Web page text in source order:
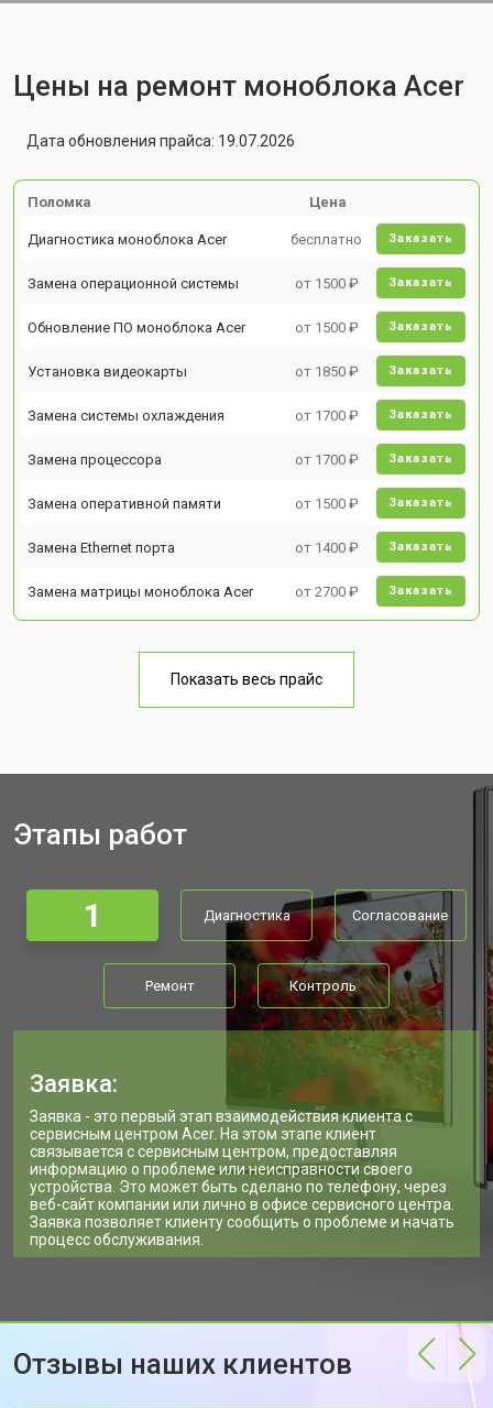
Цены на ремонт моноблока Acer
Дата обновления прайса: 19.07.2026
Поломка Цена
Диагностика моноблока Acer бесплатно Заказать
Замена операционной системы от 1500 ₽ Заказать
Обновление ПО моноблока Acer от 1500 ₽ Заказать
Установка видеокарты от 1850 ₽ Заказать
Замена системы охлаждения от 1700 ₽ Заказать
Замена процессора от 1700 ₽ Заказать
Замена оперативной памяти от 1500 ₽ Заказать
Замена Ethernet порта от 1400 ₽ Заказать
Замена матрицы моноблока Acer от 2700 ₽ Заказать
Показать весь прайс
Этапы работ
1 Диагностика Согласование
Ремонт Контроль
Заявка:
Заявка - это первый этап взаимодействия клиента с
сервисным центром Acer. На этом этапе клиент
связывается с сервисным центром, предоставляя
информацию о проблеме или неисправности своего
устройства. Это может быть сделано по телефону, через
веб-сайт компании или лично в офисе сервисного центра.
Заявка позволяет клиенту сообщить о проблеме и начать
процесс обслуживания.
Отзывы наших клиентов